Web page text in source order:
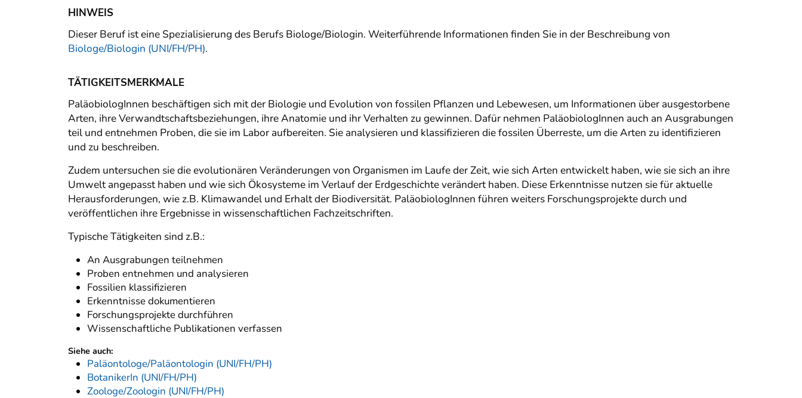
HINWEIS
Dieser Beruf ist eine Spezialisierung des Berufs Biologe/Biologin. Weiterführende Informationen finden Sie in der Beschreibung von
Biologe/Biologin (UNI/FH/PH).
TÄTIGKEITSMERKMALE
PaläobiologInnen beschäftigen sich mit der Biologie und Evolution von fossilen Pflanzen und Lebewesen, um Informationen über ausgestorbene
Arten, ihre Verwandtschaftsbeziehungen, ihre Anatomie und ihr Verhalten zu gewinnen. Dafür nehmen PaläobiologInnen auch an Ausgrabungen
teil und entnehmen Proben, die sie im Labor aufbereiten. Sie analysieren und klassifizieren die fossilen Überreste, um die Arten zu identifizieren
und zu beschreiben.
Zudem untersuchen sie die evolutionären Veränderungen von Organismen im Laufe der Zeit, wie sich Arten entwickelt haben, wie sie sich an ihre
Umwelt angepasst haben und wie sich Ökosysteme im Verlauf der Erdgeschichte verändert haben. Diese Erkenntnisse nutzen sie für aktuelle
Herausforderungen, wie z.B. Klimawandel und Erhalt der Biodiversität. PaläobiologInnen führen weiters Forschungsprojekte durch und
veröffentlichen ihre Ergebnisse in wissenschaftlichen Fachzeitschriften.
Typische Tätigkeiten sind z.B.:
An Ausgrabungen teilnehmen
Proben entnehmen und analysieren
Fossilien klassifizieren
Erkenntnisse dokumentieren
Forschungsprojekte durchführen
Wissenschaftliche Publikationen verfassen
Siehe auch:
Paläontologe/Paläontologin (UNI/FH/PH)
BotanikerIn (UNI/FH/PH)
Zoologe/Zoologin (UNI/FH/PH)